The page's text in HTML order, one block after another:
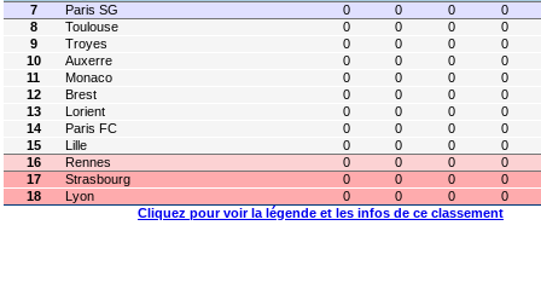
7
Paris SG 0 0 0
0
8
Toulouse 0 0 0
0
9
Troyes 0 0 0
0
10
Auxerre 0 0 0
0
11
Monaco 0 0 0
0
12
Brest 0 0 0
0
13
Lorient 0 0 0
0
14
Paris FC 0 0 0
0
15
Lille 0 0 0
0
16
Rennes 0 0 0
0
17
Strasbourg 0 0 0
0
18
Lyon 0 0 0
0
Cliquez pour voir la légende et les infos de ce classement